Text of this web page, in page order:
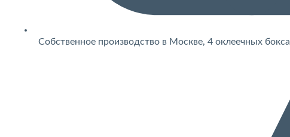
Собственное производство в Москве, 4 оклеечных бокса